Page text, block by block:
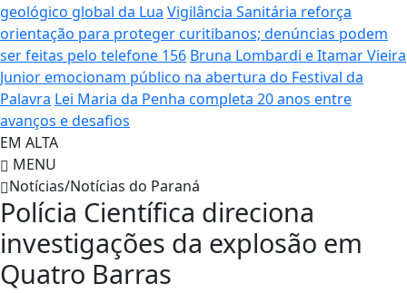
geológico global da Lua Vigilância Sanitária reforça
orientação para proteger curitibanos; denúncias podem
ser feitas pelo telefone 156 Bruna Lombardi e Itamar Vieira
Junior emocionam público na abertura do Festival da
Palavra Lei Maria da Penha completa 20 anos entre
avanços e desafios
EM ALTA
MENU
Notícias/Notícias do Paraná
Polícia Científica direciona
investigações da explosão em
Quatro Barras